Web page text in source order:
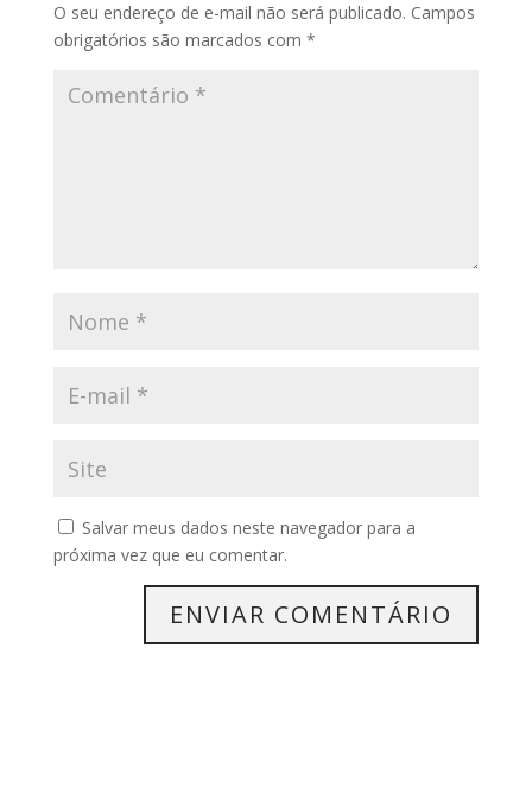
O seu endereço de e-mail não será publicado. Campos
obrigatórios são marcados com *
Salvar meus dados neste navegador para a
próxima vez que eu comentar.